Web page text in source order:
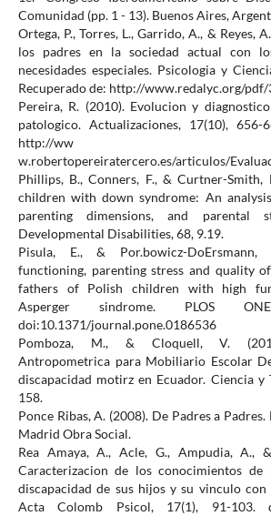
Comunidad (pp. 1 - 13). Buenos Aires,
Ortega, P., Torres, L., Garrido, A., & Reyes,
los padres en la sociedad actual con
necesidades especiales. Psicologia y
Recuperado de: http://www.redalyc.org/
Pereira, R. (2010). Evolucion y
patologico. Actualizaciones, 17(10), 656-
http://ww
w.robertopereiratercero.es/articulos/
Phillips, B., Conners, F., & Curtner-Smith,
children with down syndrome: An
parenting dimensions, and parental
Developmental Disabilities, 68, 9.19.
Pisula, E., & Por.bowicz-
functioning, parenting stress and quality
fathers of Polish children with high
Asperger sindrome. PLOS
doi:10.1371/journal.pone.0186536
Pomboza, M., & Cloquell, V.
Antropometrica para Mobiliario Escolar
discapacidad motirz en Ecuador. Ciencia y
158.
Ponce Ribas, A. (2008). De Padres a
Madrid Obra Social.
Rea Amaya, A., Acle, G., Ampudia, A.,
Caracterizacion de los conocimientos de
discapacidad de sus hijos y su vinculo
Acta Colomb Psicol, 17(1), 91-103.